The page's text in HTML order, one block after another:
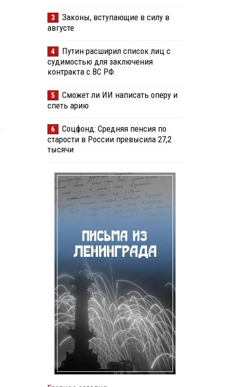
3
Законы, вступающие в силу в
августе
4
Путин расширил список лиц с
судимостью для заключения
контракта с ВС РФ
5
Сможет ли ИИ написать оперу и
спеть арию
6
Соцфонд: Средняя пенсия по
старости в России превысила 27,2
тысячи